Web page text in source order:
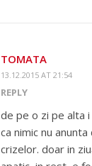
TOMATA
13.12.2015 AT 21:54
REPLY
de pe o zi pe alta
ca nimic nu
crizelor. doar in